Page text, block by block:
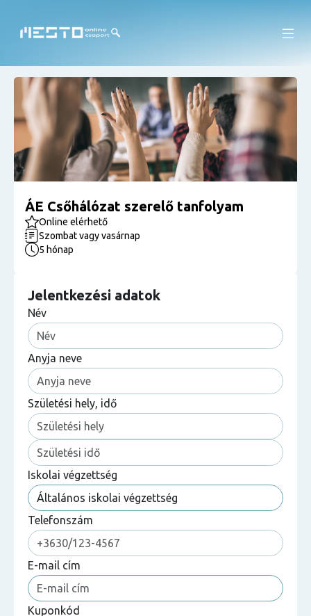
ÁE Csőhálózat szerelő tanfolyam
Online elérhető
Szombat vagy vasárnap
5 hónap
Jelentkezési adatok
Név
Anyja neve
Születési hely, idő
Iskolai végzettség
Telefonszám
E-mail cím
Kuponkód